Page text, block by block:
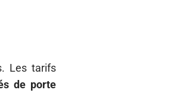
Les tarifs
de porte